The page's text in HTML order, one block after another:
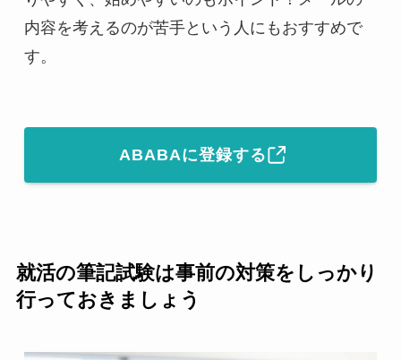
内容を考えるのが苦手という人にもおすすめで
す。
ABABAに登録する
就活の筆記試験は事前の対策をしっかり
行っておきましょう